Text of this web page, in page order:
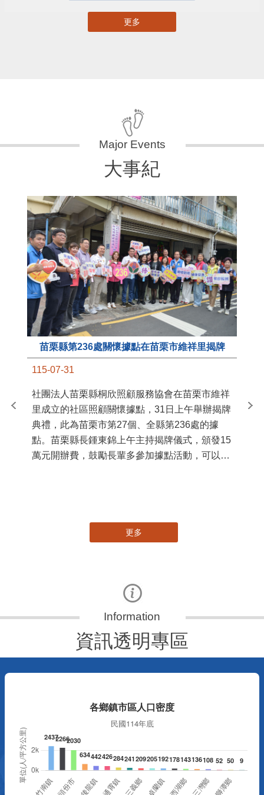
更多
大事紀
苗栗縣第236處關懷據點在苗栗市維祥里揭牌
115-07-31
社團法人苗栗縣桐欣照顧服務協會在苗栗市維祥
里成立的社區照顧關懷據點，31日上午舉辦揭牌
典禮，此為苗栗市第27個、全縣第236處的據
點。苗栗縣長鍾東錦上午主持揭牌儀式，頒發15
萬元開辦費，鼓勵長輩多參加據點活動，可以更
苗
更多
資訊透明專區